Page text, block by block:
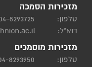
מזכירות הסמכה
טלפון:
8293725
דוא"ל:
מזכירות מוסמכים
טלפון:
8293950